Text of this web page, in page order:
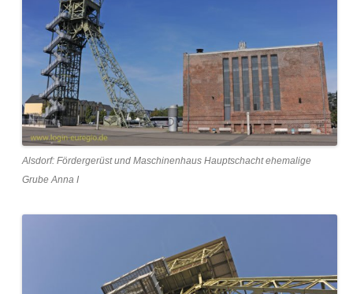
Alsdorf: Fördergerüst und Maschinenhaus Hauptschacht ehemalige
Grube Anna I